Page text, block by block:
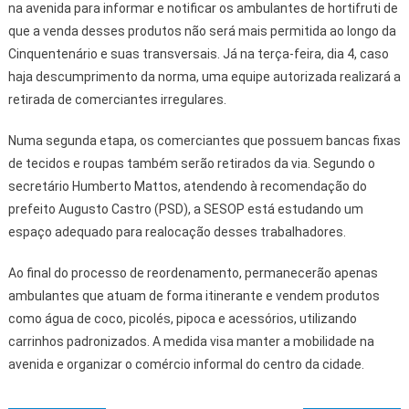
na avenida para informar e notificar os ambulantes de hortifruti de
que a venda desses produtos não será mais permitida ao longo da
Cinquentenário e suas transversais. Já na terça-feira, dia 4, caso
haja descumprimento da norma, uma equipe autorizada realizará a
retirada de comerciantes irregulares.
Numa segunda etapa, os comerciantes que possuem bancas fixas
de tecidos e roupas também serão retirados da via. Segundo o
secretário Humberto Mattos, atendendo à recomendação do
prefeito Augusto Castro (PSD), a SESOP está estudando um
espaço adequado para realocação desses trabalhadores.
Ao final do processo de reordenamento, permanecerão apenas
ambulantes que atuam de forma itinerante e vendem produtos
como água de coco, picolés, pipoca e acessórios, utilizando
carrinhos padronizados. A medida visa manter a mobilidade na
avenida e organizar o comércio informal do centro da cidade.